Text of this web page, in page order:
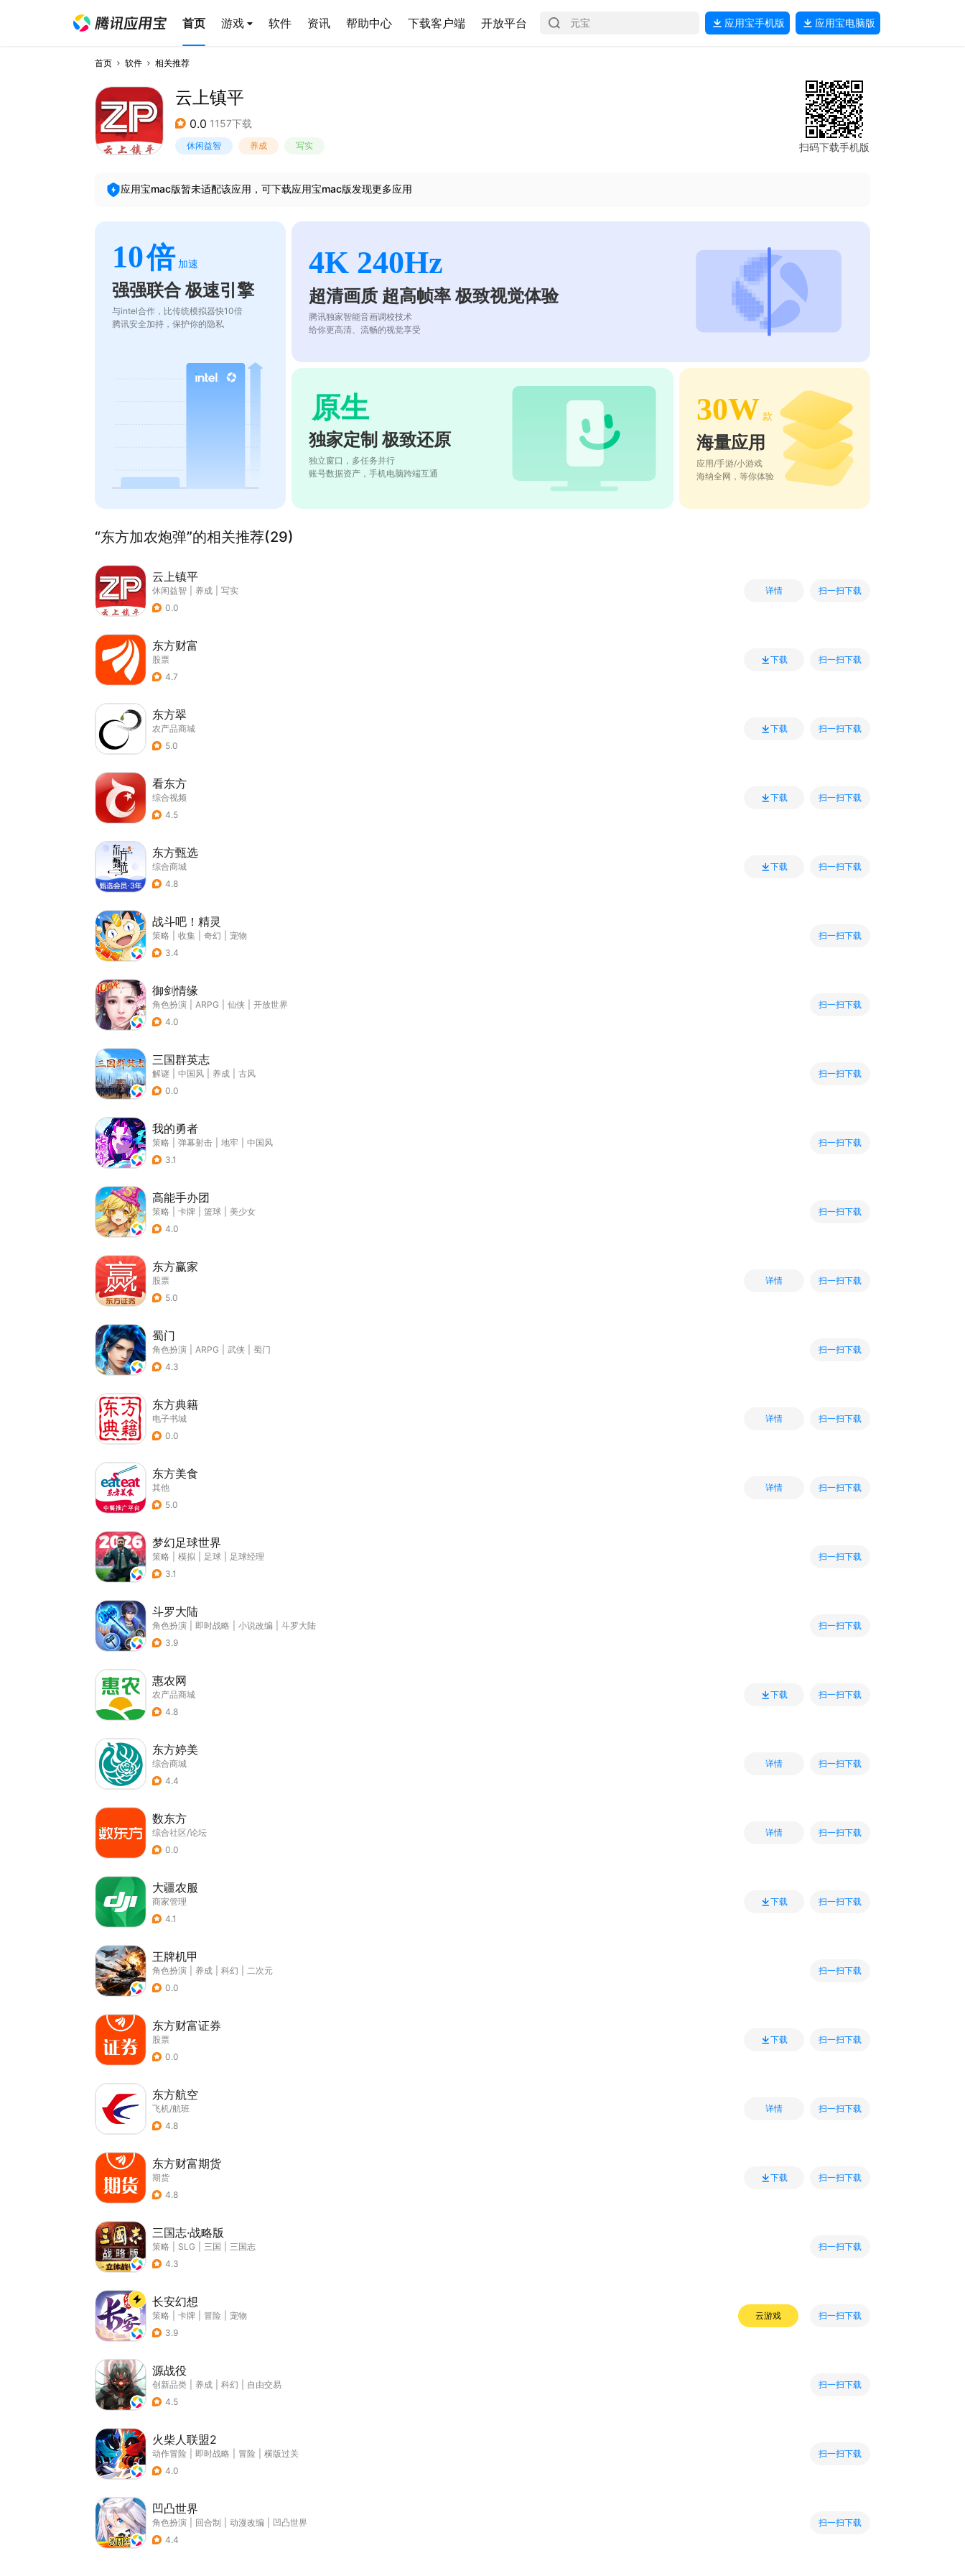
首页 游戏 软件 资讯 帮助中心 下载客户端 开放平台 应用宝手机版 应用宝电脑版
首页 软件 相关推荐
云上镇平
0.0 1157下载
休闲益智 养成 写实 扫码下载手机版
应用宝mac版暂未适配该应用，可下载应用宝mac版发现更多应用
10倍 加速
强强联合 极速引擎
与intel合作，比传统模拟器快10倍
腾讯安全加持，保护你的隐私
4K 240Hz
超清画质 超高帧率 极致视觉体验
腾讯独家智能音画调校技术
给你更高清、流畅的视觉享受
原生
独家定制 极致还原
独立窗口，多任务并行
账号数据资产，手机电脑跨端互通
30W 款
海量应用
应用/手游/小游戏
海纳全网，等你体验
“东方加农炮弹”的相关推荐(29)
云上镇平
休闲益智 养成
写实
0.0
详情 扫一扫下载
东方财富
股票
4.7
下载 扫一扫下载
东方翠
农产品商城
5.0
下载 扫一扫下载
看东方
综合视频
4.5
下载 扫一扫下载
东方甄选
综合商城
4.8
下载 扫一扫下载
战斗吧！精灵
策略 收集 奇幻
宠物
3.4
扫一扫下载
御剑情缘
角色扮演 ARPG 仙侠
开放世界
4.0
扫一扫下载
三国群英志
解谜 中国风 养成
古风
0.0
扫一扫下载
我的勇者
策略 弹幕射击 地牢
中国风
3.1
扫一扫下载
高能手办团
策略 卡牌 篮球
美少女
4.0
扫一扫下载
东方赢家
股票
5.0
详情 扫一扫下载
蜀门
角色扮演 ARPG 武侠
蜀门
4.3
扫一扫下载
东方典籍
电子书城
0.0
详情 扫一扫下载
东方美食
其他
5.0
详情 扫一扫下载
梦幻足球世界
策略 模拟 足球
足球经理
3.1
扫一扫下载
斗罗大陆
角色扮演 即时战略 小说改编
斗罗大陆
3.9
扫一扫下载
惠农网
农产品商城
4.8
下载 扫一扫下载
东方婷美
综合商城
4.4
详情 扫一扫下载
数东方
综合社区/论坛
0.0
详情 扫一扫下载
大疆农服
商家管理
4.1
下载 扫一扫下载
王牌机甲
角色扮演 养成 科幻
二次元
0.0
扫一扫下载
东方财富证券
股票
0.0
下载 扫一扫下载
东方航空
飞机/航班
4.8
详情 扫一扫下载
东方财富期货
期货
4.8
下载 扫一扫下载
三国志·战略版
策略 SLG 三国
三国志
4.3
扫一扫下载
长安幻想
策略 卡牌 冒险
宠物
3.9
云游戏 扫一扫下载
源战役
创新品类 养成 科幻
自由交易
4.5
扫一扫下载
火柴人联盟2
动作冒险 即时战略 冒险
横版过关
4.0
扫一扫下载
凹凸世界
角色扮演 回合制 动漫改编
凹凸世界
4.4
扫一扫下载